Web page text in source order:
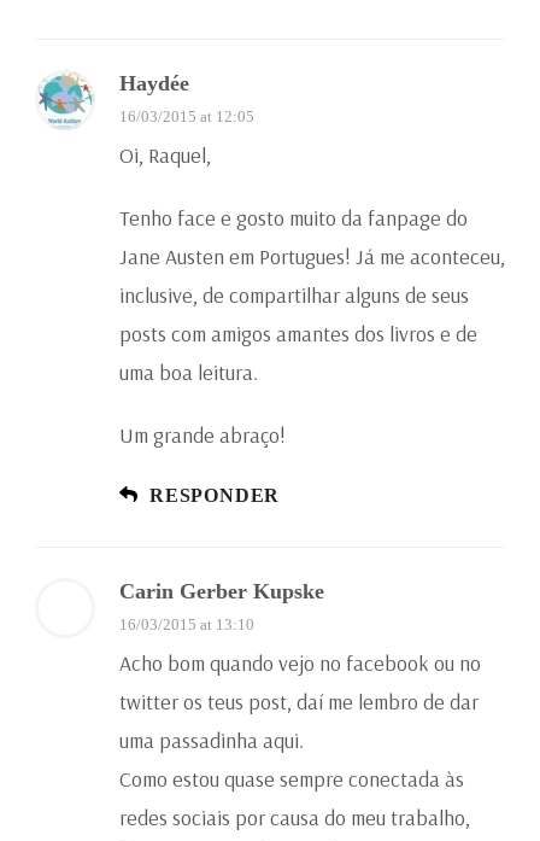
Haydée
16/03/2015 at 12:05
Oi, Raquel,
Tenho face e gosto muito da fanpage do
Jane Austen em Portugues! Já me aconteceu,
inclusive, de compartilhar alguns de seus
posts com amigos amantes dos livros e de
uma boa leitura.
Um grande abraço!
RESPONDER
Carin Gerber Kupske
16/03/2015 at 13:10
Acho bom quando vejo no facebook ou no
twitter os teus post, daí me lembro de dar
uma passadinha aqui.
Como estou quase sempre conectada às
redes sociais por causa do meu trabalho,